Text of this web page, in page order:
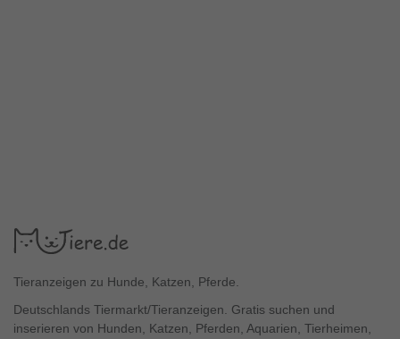
Tieranzeigen zu Hunde, Katzen, Pferde.
Deutschlands Tiermarkt/Tieranzeigen. Gratis suchen und
inserieren von Hunden, Katzen, Pferden, Aquarien, Tierheimen,